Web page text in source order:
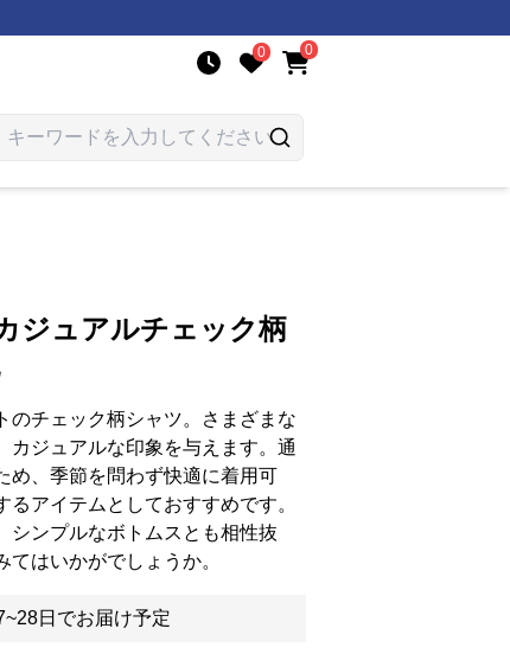
0 0
ュアルチェック柄
のチェック柄シャツ。さまざまな
カジュアルな印象を与えます。通
め、季節を問わず快適に着用可
アイテムとしておすすめです。
シンプルなボトムスとも相性抜
はいかがでしょうか。
日でお届け予定